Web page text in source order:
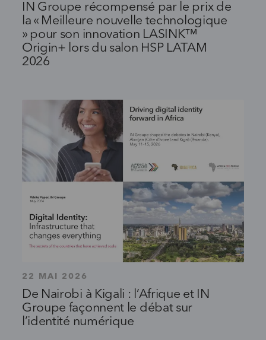
IN Groupe récompensé par le prix de
la « Meilleure nouvelle technologique
» pour son innovation LASINK™
Origin+ lors du salon HSP LATAM
2026
22 MAI 2026
De Nairobi à Kigali : l’Afrique et IN
Groupe façonnent le débat sur
l’identité numérique